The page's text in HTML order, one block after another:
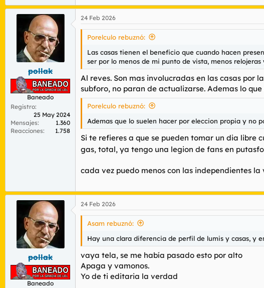
pollak
Baneado
Registro
25 May 2024
Mensajes
1.360
Reacciones
1.758
24 Feb 2026
Porelculo rebuznó:
Las casas tienen el beneficio que cuando hacen
ser por lo menos de mi punto de vista, menos
Al reves. Son mas involucradas en las casas por
subforo, no paran de actualizarse. Ademas lo
Porelculo rebuznó:
Ademas que lo suelen hacer por eleccion propia y no
Si te refieres a que se pueden tomar un dia libre
gas, total, ya tengo una legion de fans en
cada vez puedo menos con las independientes
pollak
Baneado
24 Feb 2026
Asam rebuznó:
Hay una clara diferencia de perfil de lumis y casas, y
vaya tela, se me había pasado esto por alto
Apaga y vamonos.
Yo de ti editaria la verdad